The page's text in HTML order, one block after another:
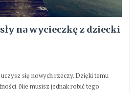
na wycieczkę z dziecki
się nowych rzeczy. Dzięki temu
Nie musisz jednak robić tego